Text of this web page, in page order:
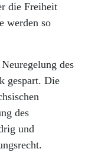
die Freiheit
werden so
des
gespart. Die
des
und